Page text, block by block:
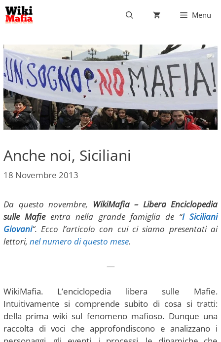
Vai
al
Menu
Anche noi, Siciliani
18 Novembre 2013
Da questo novembre, WikiMafia – Libera Enciclopedia
sulle Mafieentra nella grande famiglia de “I Siciliani
Giovani“. Ecco l’articolo con cui ci siamo presentati ai
lettori, nel numero di questo mese.
—
WikiMafia. L’enciclopedia libera sulle Mafie.
Intuitivamente si comprende subito di cosa si tratti:
della prima wiki sul fenomeno mafioso. Dunque una
raccolta di voci che approfondiscono e analizzano i